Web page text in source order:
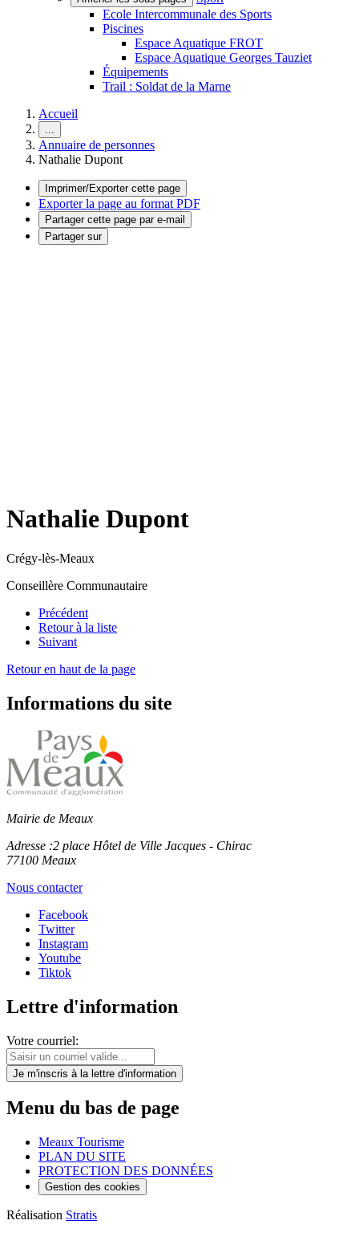
Ecole Intercommunale des Sports
Piscines
Espace Aquatique FROT
Espace Aquatique Georges Tauziet
Équipements
Trail : Soldat de la Marne
Accueil
...
Annuaire de personnes
Nathalie Dupont
Imprimer/Exporter cette page
Exporter la page au format PDF
Partager cette page par e-mail
Partager sur
Nathalie Dupont
Crégy-lès-Meaux
Conseillère Communautaire
Précédent
Retour à la liste
Suivant
Retour en haut de la page
Informations du site
Mairie de Meaux
Adresse :2 place Hôtel de Ville Jacques - Chirac
77100 Meaux
Nous contacter
Facebook
Twitter
Instagram
Youtube
Tiktok
Lettre d'information
Votre courriel:
Je m'inscris à la lettre d'information
Menu du bas de page
Meaux Tourisme
PLAN DU SITE
PROTECTION DES DONNÉES
Gestion des cookies
Réalisation Stratis